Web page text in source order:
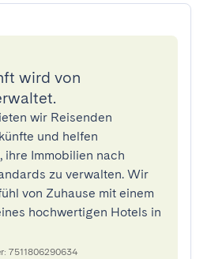
wird von
wir Reisenden
und helfen
ihre Immobilien nach
zu verwalten. Wir
von Zuhause mit einem
hochwertigen Hotels in
7511806290634